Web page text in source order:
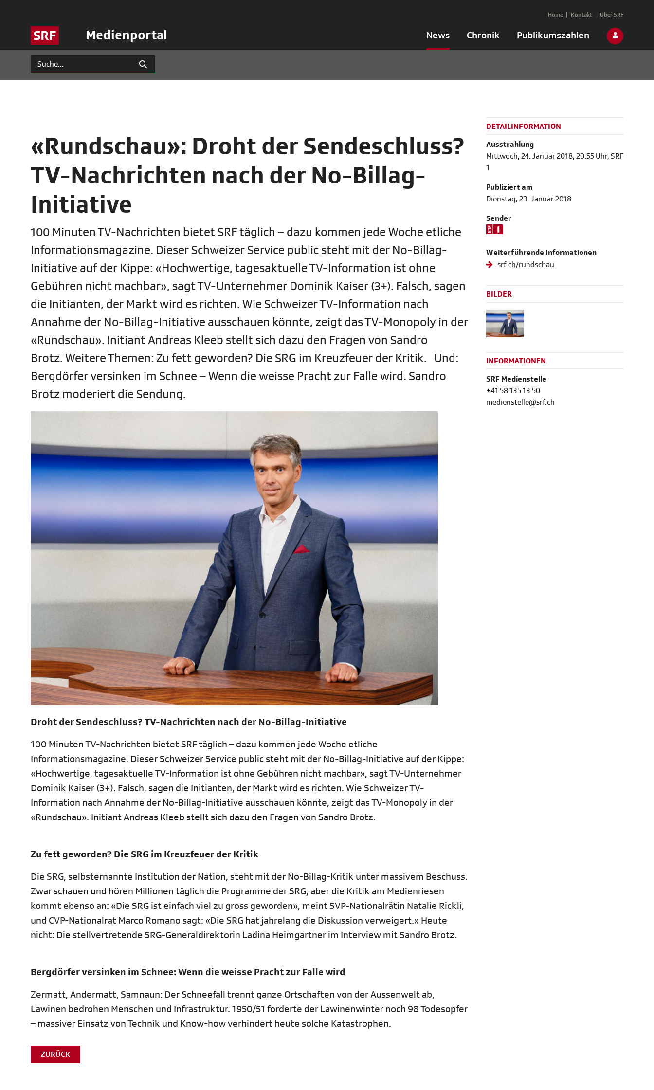
Medienportal News Chronik Publikumszahlen
Home Kontakt Über SRF
«Rundschau»: Droht der Sendeschluss?
TV-Nachrichten nach der No-Billag-
Initiative
100 Minuten TV-Nachrichten bietet SRF täglich – dazu kommen jede Woche etliche
Informationsmagazine. Dieser Schweizer Service public steht mit der No-Billag-
Initiative auf der Kippe: «Hochwertige, tagesaktuelle TV-Information ist ohne
Gebühren nicht machbar», sagt TV-Unternehmer Dominik Kaiser (3+). Falsch, sagen
die Initianten, der Markt wird es richten. Wie Schweizer TV-Information nach
Annahme der No-Billag-Initiative ausschauen könnte, zeigt das TV-Monopoly in der
«Rundschau». Initiant Andreas Kleeb stellt sich dazu den Fragen von Sandro
Brotz. Weitere Themen: Zu fett geworden? Die SRG im Kreuzfeuer der Kritik. Und:
Bergdörfer versinken im Schnee – Wenn die weisse Pracht zur Falle wird. Sandro
Brotz moderiert die Sendung.
Droht der Sendeschluss? TV-Nachrichten nach der No-Billag-Initiative
100 Minuten TV-Nachrichten bietet SRF täglich – dazu kommen jede Woche etliche
Informationsmagazine. Dieser Schweizer Service public steht mit der No-Billag-Initiative auf der Kippe:
«Hochwertige, tagesaktuelle TV-Information ist ohne Gebühren nicht machbar», sagt TV-Unternehmer
Dominik Kaiser (3+). Falsch, sagen die Initianten, der Markt wird es richten. Wie Schweizer TV-
Information nach Annahme der No-Billag-Initiative ausschauen könnte, zeigt das TV-Monopoly in der
«Rundschau». Initiant Andreas Kleeb stellt sich dazu den Fragen von Sandro Brotz.
Zu fett geworden? Die SRG im Kreuzfeuer der Kritik
Die SRG, selbsternannte Institution der Nation, steht mit der No-Billag-Kritik unter massivem Beschuss.
Zwar schauen und hören Millionen täglich die Programme der SRG, aber die Kritik am Medienriesen
kommt ebenso an: «Die SRG ist einfach viel zu gross geworden», meint SVP-Nationalrätin Natalie Rickli,
und CVP-Nationalrat Marco Romano sagt: «Die SRG hat jahrelang die Diskussion verweigert.» Heute
nicht: Die stellvertretende SRG-Generaldirektorin Ladina Heimgartner im Interview mit Sandro Brotz.
Bergdörfer versinken im Schnee: Wenn die weisse Pracht zur Falle wird
Zermatt, Andermatt, Samnaun: Der Schneefall trennt ganze Ortschaften von der Aussenwelt ab,
Lawinen bedrohen Menschen und Infrastruktur. 1950/51 forderte der Lawinenwinter noch 98 Todesopfer
– massiver Einsatz von Technik und Know-how verhindert heute solche Katastrophen.
ZURÜCK
DETAILINFORMATION
Ausstrahlung
Mittwoch, 24. Januar 2018, 20.55 Uhr, SRF
1
Publiziert am
Dienstag, 23. Januar 2018
Sender
Weiterführende Informationen
srf.ch/rundschau
BILDER
INFORMATIONEN
SRF Medienstelle
+41 58 135 13 50
medienstelle@srf.ch